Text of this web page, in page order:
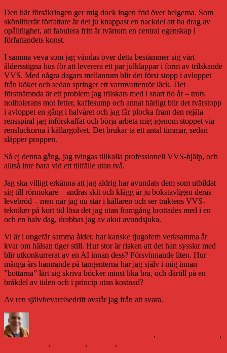
Den här försäkringen ger mig dock ingen frid över helgerna. Som
skönlitterär författare är det ju knappast en nackdel att ha drag av
opålitlighet, att fabulera fritt är tvärtom en central egenskap i
författandets konst.
I samma veva som jag våndas över detta bestämmer sig vårt
åldersstigna hus för att leverera ett par julklappar i form av trilskande
VVS. Med några dagars mellanrum blir det först stopp i avloppet
från köket och sedan springer ett varmvattenrör läck. Det
förstnämnda är ett problem jag trilskats med i snart tio år – trots
nolltolerans mot fetter, kaffesump och annat härligt blir det tvärstopp
i avloppet en gång i halvåret och jag får plocka fram den rejäla
rensspiral jag införskaffat och börja arbeta mig igenom stoppet via
rensluckorna i källargolvet. Det brukar ta ett antal timmar, sedan
släpper proppen.
Så ej denna gång, jag tvingas tillkalla professionell VVS-hjälp, och
alltså inte bara vid ett tillfälle utan två.
Jag ska villigt erkänna att jag aldrig har avundats dem som utbildat
sig till rörmokare – andras skit och klägg är ju bokstavligen deras
levebröd – men när jag nu står i källaren och ser traktens VVS-
tekniker på kort tid lösa det jag utan framgång brottades med i en
och en halv dag, drabbas jag av akut avundsjuka.
Vi är i ungefär samma ålder, har kanske tjugofem verksamma år
kvar om hälsan tiger still. Hur stor är risken att det han sysslar med
blir utkonkurrerat av en AI innan dess? Försvinnande liten. Hur
många års hamrande på tangenterna har jag själv i mig innan
”bottarna” lärt sig skriva böcker minst lika bra, och därtill på en
bråkdel av tiden och i princip utan kostnad?
Av ren självbevarelsedrift avstår jag från att svara.
,
,
, , ,